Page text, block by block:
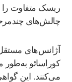
ریسک متفاوت را
چالش‌های
آژانس‌های
کوراسائو
می‌کنند. این